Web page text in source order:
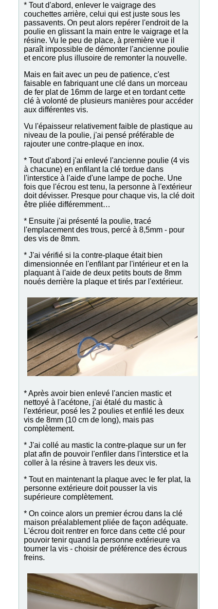
* Tout d'abord, enlever le vaigrage des
couchettes arrière, celui qui est juste sous les
passavents. On peut alors repérer l'endroit de la
poulie en glissant la main entre le vaigrage et la
résine. Vu le peu de place, à première vue il
paraît impossible de démonter l'ancienne poulie
et encore plus illusoire de remonter la nouvelle.
Mais en fait avec un peu de patience, c'est
faisable en fabriquant une clé dans un morceau
de fer plat de 16mm de large et en tordant cette
clé à volonté de plusieurs manières pour accéder
aux différentes vis.
Vu l'épaisseur relativement faible de plastique au
niveau de la poulie, j'ai pensé préférable de
rajouter une contre-plaque en inox.
* Tout d'abord j'ai enlevé l'ancienne poulie (4 vis
à chacune) en enfilant la clé tordue dans
l'interstice à l'aide d'une lampe de poche. Une
fois que l'écrou est tenu, la personne à l'extérieur
doit dévisser. Presque pour chaque vis, la clé doit
être pliée différemment…
* Ensuite j'ai présenté la poulie, tracé
l'emplacement des trous, percé à 8,5mm - pour
des vis de 8mm.
* J'ai vérifié si la contre-plaque était bien
dimensionnée en l'enfilant par l'intérieur et en la
plaquant à l'aide de deux petits bouts de 8mm
noués derrière la plaque et tirés par l'extérieur.
* Après avoir bien enlevé l'ancien mastic et
nettoyé à l'acétone, j'ai étalé du mastic à
l'extérieur, posé les 2 poulies et enfilé les deux
vis de 8mm (10 cm de long), mais pas
complètement.
* J'ai collé au mastic la contre-plaque sur un fer
plat afin de pouvoir l'enfiler dans l'interstice et la
coller à la résine à travers les deux vis.
* Tout en maintenant la plaque avec le fer plat, la
personne extérieure doit pousser la vis
supérieure complètement.
* On coince alors un premier écrou dans la clé
maison préalablement pliée de façon adéquate.
L'écrou doit rentrer en force dans cette clé pour
pouvoir tenir quand la personne extérieure va
tourner la vis - choisir de préférence des écrous
freins.